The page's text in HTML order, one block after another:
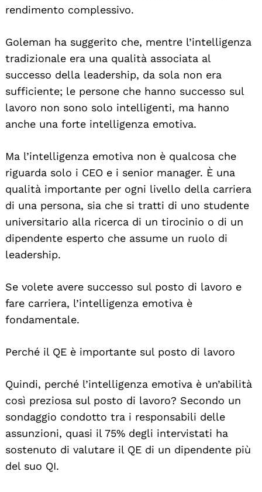
rendimento complessivo.
Goleman ha suggerito che, mentre l’intelligenza
tradizionale era una qualità associata al
successo della leadership, da sola non era
sufficiente; le persone che hanno successo sul
lavoro non sono solo intelligenti, ma hanno
anche una forte intelligenza emotiva.
Ma l’intelligenza emotiva non è qualcosa che
riguarda solo i CEO e i senior manager. È una
qualità importante per ogni livello della carriera
di una persona, sia che si tratti di uno studente
universitario alla ricerca di un tirocinio o di un
dipendente esperto che assume un ruolo di
leadership.
Se volete avere successo sul posto di lavoro e
fare carriera, l’intelligenza emotiva è
fondamentale.
Perché il QE è importante sul posto di lavoro
Quindi, perché l’intelligenza emotiva è un’abilità
così preziosa sul posto di lavoro? Secondo un
sondaggio condotto tra i responsabili delle
assunzioni, quasi il 75% degli intervistati ha
sostenuto di valutare il QE di un dipendente più
del suo QI.